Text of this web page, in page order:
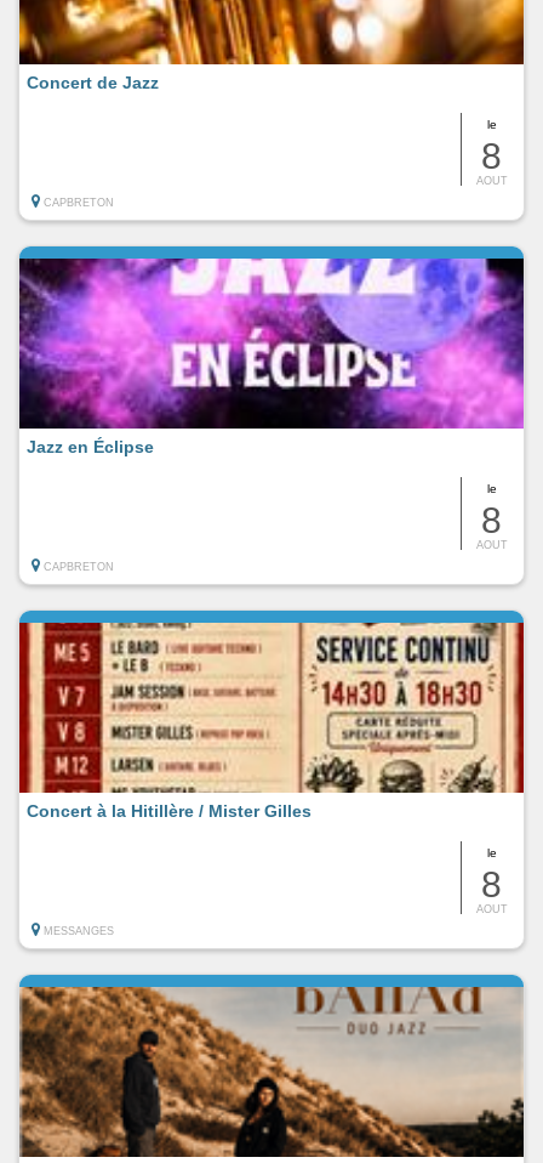
le
8
AOUT
Concert de Jazz
CAPBRETON
le
8
AOUT
Jazz en Éclipse
CAPBRETON
le
8
AOUT
Concert à la Hitillère / Mister Gilles
MESSANGES